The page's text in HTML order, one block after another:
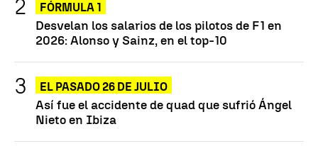
FÓRMULA 1
Desvelan los salarios de los pilotos de F1 en
2026: Alonso y Sainz, en el top-10
EL PASADO 26 DE JULIO
Así fue el accidente de quad que sufrió Ángel
Nieto en Ibiza